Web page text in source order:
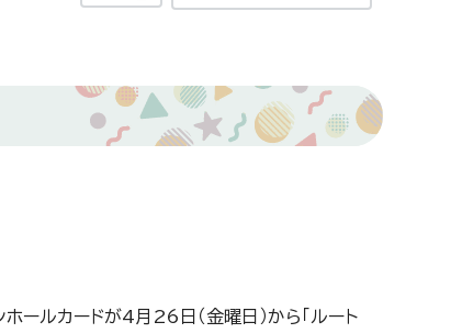
ールカードが4月26日（金曜日）から「ルート